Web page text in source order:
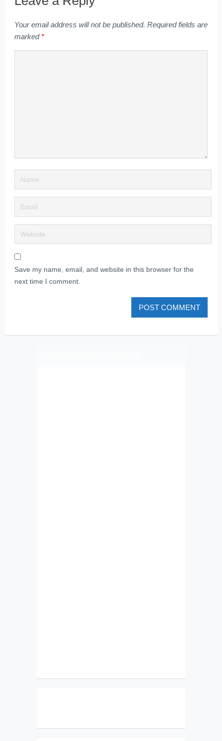
Your email address will not be published. Required fields are
marked *
Save my name, email, and website in this browser for the
next time I comment.